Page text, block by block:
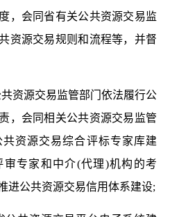
，会同省有关公共资源交易监
资源交易规则和流程等，并督
资源交易监管部门依法履行公
，会同相关公共资源交易监管
资源交易综合评标专家库建
审专家和中介(代理)机构的考
进公共资源交易信用体系建设;